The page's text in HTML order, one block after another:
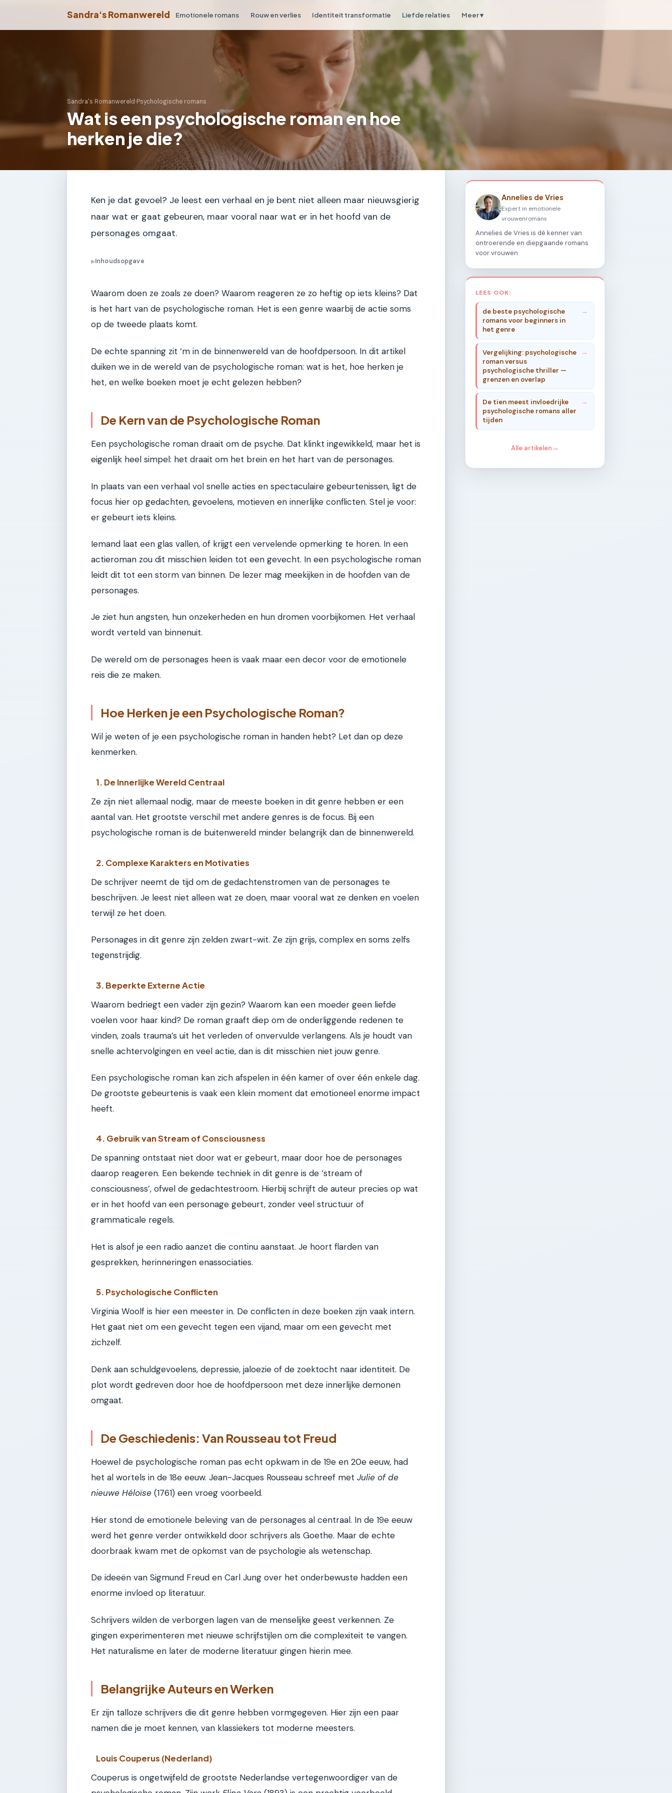
Sandra's Romanwereld Emotionele romans Rouw en verlies Identiteit transformatie Liefde relaties Meer ▾
Sandra's Romanwereld›Psychologische romans
Wat is een psychologische roman en hoe
herken je die?
Ken je dat gevoel? Je leest een verhaal en je bent niet alleen maar nieuwsgierig
naar wat er gaat gebeuren, maar vooral naar wat er in het hoofd van de
personages omgaat.
▶Inhoudsopgave
Waarom doen ze zoals ze doen? Waarom reageren ze zo heftig op iets kleins? Dat
is het hart van de psychologische roman. Het is een genre waarbij de actie soms
op de tweede plaats komt.
De echte spanning zit ‘m in de binnenwereld van de hoofdpersoon. In dit artikel
duiken we in de wereld van de psychologische roman: wat is het, hoe herken je
het, en welke boeken moet je echt gelezen hebben?
De Kern van de Psychologische Roman
Een psychologische roman draait om de psyche. Dat klinkt ingewikkeld, maar het is
eigenlijk heel simpel: het draait om het brein en het hart van de personages.
In plaats van een verhaal vol snelle acties en spectaculaire gebeurtenissen, ligt de
focus hier op gedachten, gevoelens, motieven en innerlijke conflicten. Stel je voor:
er gebeurt iets kleins.
Iemand laat een glas vallen, of krijgt een vervelende opmerking te horen. In een
actieroman zou dit misschien leiden tot een gevecht. In een psychologische roman
leidt dit tot een storm van binnen. De lezer mag meekijken in de hoofden van de
personages.
Je ziet hun angsten, hun onzekerheden en hun dromen voorbijkomen. Het verhaal
wordt verteld van binnenuit.
De wereld om de personages heen is vaak maar een decor voor de emotionele
reis die ze maken.
Hoe Herken je een Psychologische Roman?
Wil je weten of je een psychologische roman in handen hebt? Let dan op deze
kenmerken.
1. De Innerlijke Wereld Centraal
Ze zijn niet allemaal nodig, maar de meeste boeken in dit genre hebben er een
aantal van. Het grootste verschil met andere genres is de focus. Bij een
psychologische roman is de buitenwereld minder belangrijk dan de binnenwereld.
2. Complexe Karakters en Motivaties
De schrijver neemt de tijd om de gedachtenstromen van de personages te
beschrijven. Je leest niet alleen wat ze doen, maar vooral wat ze denken en voelen
terwijl ze het doen.
Personages in dit genre zijn zelden zwart-wit. Ze zijn grijs, complex en soms zelfs
tegenstrijdig.
3. Beperkte Externe Actie
Waarom bedriegt een vader zijn gezin? Waarom kan een moeder geen liefde
voelen voor haar kind? De roman graaft diep om de onderliggende redenen te
vinden, zoals trauma’s uit het verleden of onvervulde verlangens. Als je houdt van
snelle achtervolgingen en veel actie, dan is dit misschien niet jouw genre.
Een psychologische roman kan zich afspelen in één kamer of over één enkele dag.
De grootste gebeurtenis is vaak een klein moment dat emotioneel enorme impact
heeft.
4. Gebruik van Stream of Consciousness
De spanning ontstaat niet door wat er gebeurt, maar door hoe de personages
daarop reageren. Een bekende techniek in dit genre is de ‘stream of
consciousness’, ofwel de gedachtestroom. Hierbij schrijft de auteur precies op wat
er in het hoofd van een personage gebeurt, zonder veel structuur of
grammaticale regels.
Het is alsof je een radio aanzet die continu aanstaat. Je hoort flarden van
gesprekken, herinneringen enassociaties.
5. Psychologische Conflicten
Virginia Woolf is hier een meester in. De conflicten in deze boeken zijn vaak intern.
Het gaat niet om een gevecht tegen een vijand, maar om een gevecht met
zichzelf.
Denk aan schuldgevoelens, depressie, jaloezie of de zoektocht naar identiteit. De
plot wordt gedreven door hoe de hoofdpersoon met deze innerlijke demonen
omgaat.
De Geschiedenis: Van Rousseau tot Freud
Hoewel de psychologische roman pas echt opkwam in de 19e en 20e eeuw, had
het al wortels in de 18e eeuw. Jean-Jacques Rousseau schreef met Julie of de
nieuwe Héloïse (1761) een vroeg voorbeeld.
Hier stond de emotionele beleving van de personages al centraal. In de 19e eeuw
werd het genre verder ontwikkeld door schrijvers als Goethe. Maar de echte
doorbraak kwam met de opkomst van de psychologie als wetenschap.
De ideeën van Sigmund Freud en Carl Jung over het onderbewuste hadden een
enorme invloed op literatuur.
Schrijvers wilden de verborgen lagen van de menselijke geest verkennen. Ze
gingen experimenteren met nieuwe schrijfstijlen om die complexiteit te vangen.
Het naturalisme en later de moderne literatuur gingen hierin mee.
Belangrijke Auteurs en Werken
Er zijn talloze schrijvers die dit genre hebben vormgegeven. Hier zijn een paar
namen die je moet kennen, van klassiekers tot moderne meesters.
Louis Couperus (Nederland)
Couperus is ongetwijfeld de grootste Nederlandse vertegenwoordiger van de
Annelies de Vries
Expert in emotionele
vrouwenromans
Annelies de Vries is dé kenner van
ontroerende en diepgaande romans
voor vrouwen.
LEES OOK:
de beste psychologische
romans voor beginners in
het genre
Vergelijking: psychologische
roman versus
psychologische thriller —
grenzen en overlap
De tien meest invloedrijke
psychologische romans aller
tijden
Alle artikelen